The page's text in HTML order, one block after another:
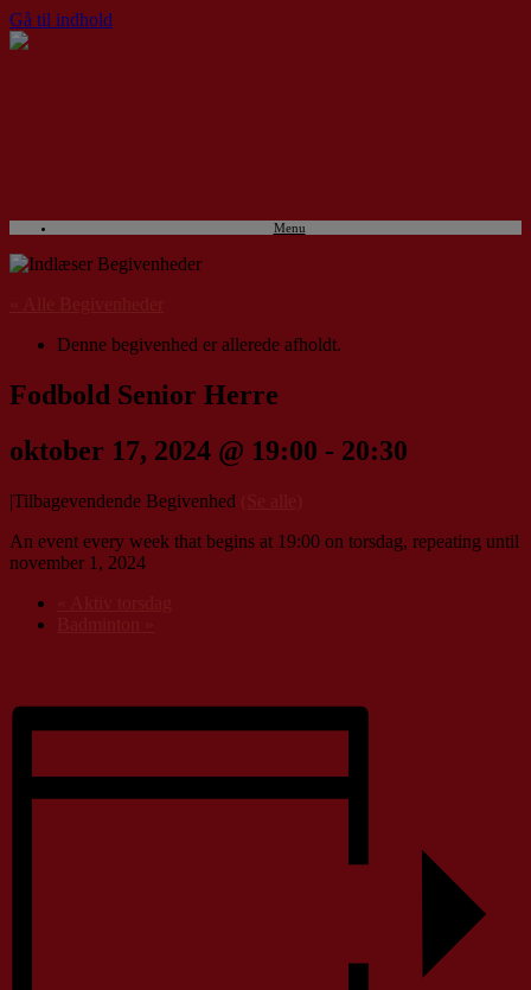
Gå til indhold
Menu
Denne begivenhed er allerede afholdt.
Fodbold Senior Herre
oktober 17, 2024 @ 19:00 - 20:30
|Tilbagevendende Begivenhed
An event every week that begins at 19:00 on torsdag, repeating until
november 1, 2024